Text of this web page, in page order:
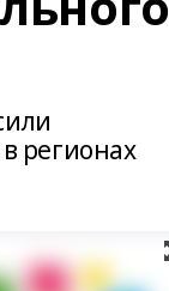
регионах